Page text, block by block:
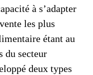
à s’adapter
les plus
étant au
du secteur
deux types